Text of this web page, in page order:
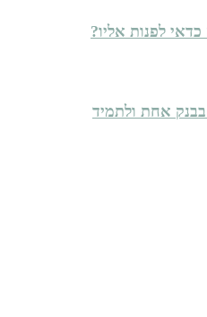
כדאי לפנות אליו?
Toggle Table of